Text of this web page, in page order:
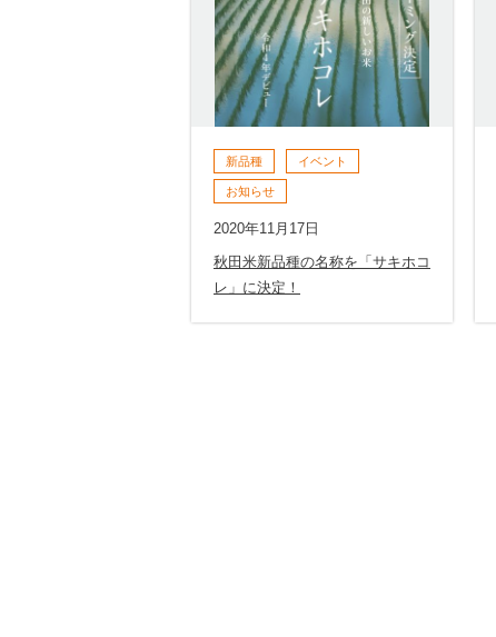
新品種 イベント
お知らせ
2020年11月17日
秋田米新品種の名称を「サキホコ
レ」に決定！